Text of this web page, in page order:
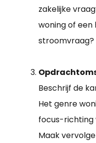
zakelijke
woning of een
stroomvraag?
Beschrijf de
Het genre
focus-richting
Maak